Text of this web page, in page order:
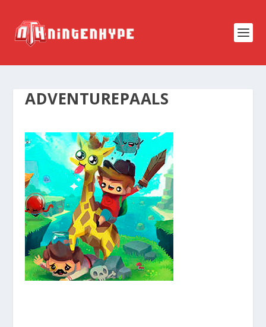
ADVENTUREPAALS